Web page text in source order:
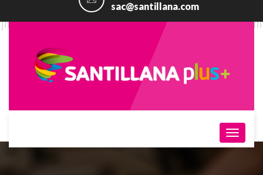
sac@santillana.com